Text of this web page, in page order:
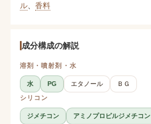
ル、 香料
成分構成の解説
溶剤・噴射剤・水
水 PG エタノール
ＢＧ
シリコン
ジメチコン アミノプロピルジメチコン